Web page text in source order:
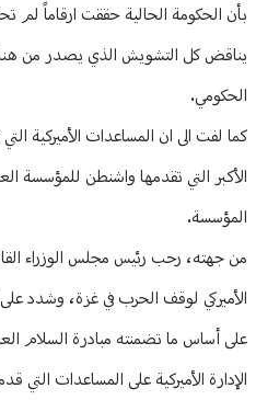
يناقض كل التشويش الذي يصدر من
الحكومي.
كما لفت الى ان المساعدات الأميركية
الأكبر التي تقدمها واشنطن للمؤسسة
المؤسسة.
من جهته، رحب رئيس مجلس الوزراء
الأميركي لوقف الحرب في غزة، وشدد
على أساس ما تضمنته مبادرة السلام
الإدارة الأميركية على المساعدات التي